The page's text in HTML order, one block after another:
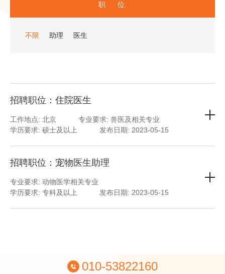
职 位:
不限 助理 医生
招聘职位：住院医生
工作地点: 北京
专业要求: 兽医及相关专业
学历要求: 硕士及以上
发布日期: 2023-05-15
招聘职位：宠物医生助理
专业要求: 动物医学相关专业
学历要求: 专科及以上
发布日期: 2023-05-15
010-53822160